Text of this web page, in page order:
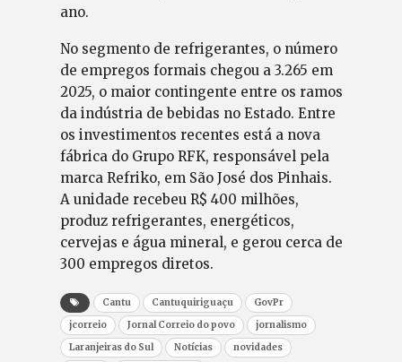
ano.
No segmento de refrigerantes, o número
de empregos formais chegou a 3.265 em
2025, o maior contingente entre os ramos
da indústria de bebidas no Estado. Entre
os investimentos recentes está a nova
fábrica do Grupo RFK, responsável pela
marca Refriko, em São José dos Pinhais.
A unidade recebeu R$ 400 milhões,
produz refrigerantes, energéticos,
cervejas e água mineral, e gerou cerca de
300 empregos diretos.
Cantu Cantuquiriguaçu
GovPr
jcorreio
Jornal Correio do povo
jornalismo
Laranjeiras do Sul
Notícias
novidades